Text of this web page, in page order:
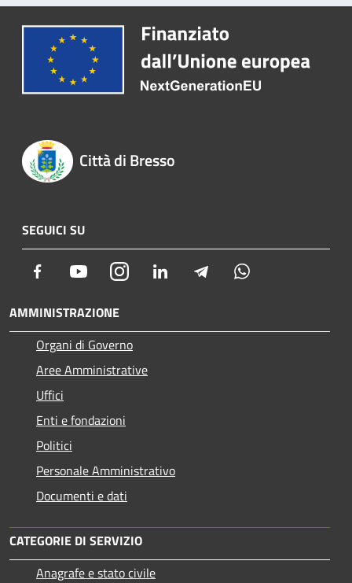
Città di Bresso
SEGUICI SU
Facebook YoutubeInstagram LinkedIn Telegram
AMMINISTRAZIONE
Organi di Governo
Aree Amministrative
Uffici
Enti e fondazioni
Politici
Personale Amministrativo
Documenti e dati
CATEGORIE DI SERVIZIO
Anagrafe e stato civile